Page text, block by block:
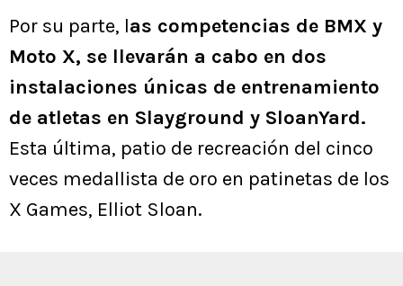
Por su parte, las competencias de BMX y
Moto X, se llevarán a cabo en dos
instalaciones únicas de entrenamiento
de atletas en Slayground y SloanYard.
Esta última, patio de recreación del cinco
veces medallista de oro en patinetas de los
X Games, Elliot Sloan.